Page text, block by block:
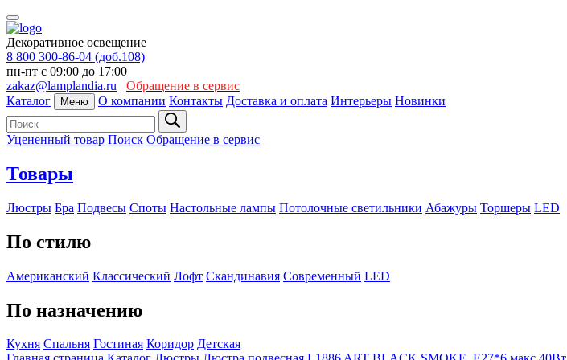
Декоративное освещение
8 800 300-86-04 (доб.108)
пн-пт с 09:00 до 17:00
zakaz@lamplandia.ru
Обращение в сервис
Каталог
Меню О компании Контакты Доставка и оплата Интерьеры Новинки
Уцененный товар Поиск Обращение в сервис
Товары
Люстры Бра Подвесы Споты Настольные лампы Потолочные светильники Абажуры Торшеры LED
По стилю
Американский Классический Лофт Скандинавия Современный LED
По назначению
Кухня Спальня Гостиная Коридор Детская